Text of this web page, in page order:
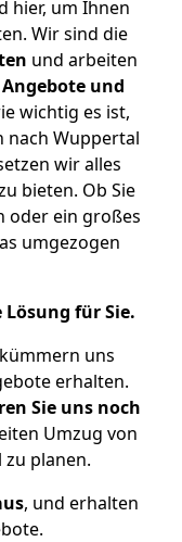
hier, um Ihnen
Wir sind die
und arbeiten
und
wichtig es ist,
nach Wuppertal
wir alles
bieten. Ob Sie
oder ein großes
umgezogen
für Sie.
uns
erhalten.
Sie uns noch
Umzug von
planen.
, und erhalten